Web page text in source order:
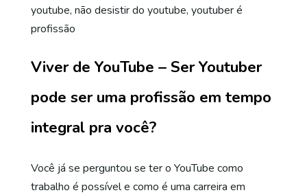
youtube, não desistir do youtube, youtuber é
profissão
Viver de YouTube – Ser Youtuber
pode ser uma profissão em tempo
integral pra você?
Você já se perguntou se ter o YouTube como
trabalho é possível e como é uma carreira em